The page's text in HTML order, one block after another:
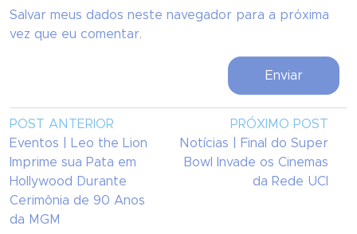
Salvar meus dados neste navegador para a próxima
vez que eu comentar.
POST ANTERIOR
Eventos | Leo the Lion
Imprime sua Pata em
Hollywood Durante
Cerimônia de 90 Anos
da MGM
PRÓXIMO POST
Notícias | Final do Super
Bowl Invade os Cinemas
da Rede UCI